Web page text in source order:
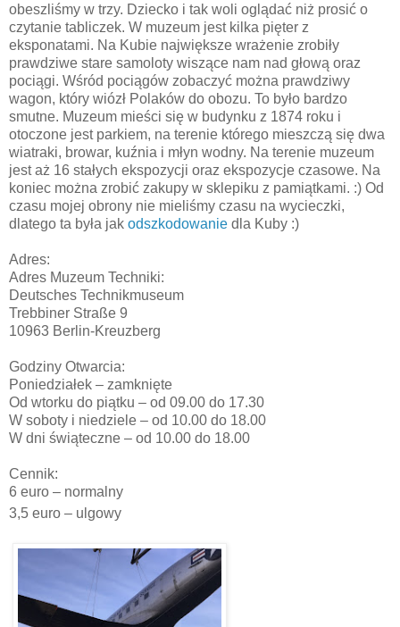
obeszliśmy w trzy. Dziecko i tak woli oglądać niż prosić o
czytanie tabliczek. W muzeum jest kilka pięter z
eksponatami. Na Kubie największe wrażenie zrobiły
prawdziwe stare samoloty wiszące nam nad głową oraz
pociągi. Wśród pociągów zobaczyć można prawdziwy
wagon, który wiózł Polaków do obozu. To było bardzo
smutne. Muzeum mieści się w budynku z 1874 roku i
otoczone jest parkiem, na terenie którego mieszczą się dwa
wiatraki, browar, kuźnia i młyn wodny. Na terenie muzeum
jest aż 16 stałych ekspozycji oraz ekspozycje czasowe. Na
koniec można zrobić zakupy w sklepiku z pamiątkami. :) Od
czasu mojej obrony nie mieliśmy czasu na wycieczki,
dlatego ta była jak odszkodowanie dla Kuby :)
Adres:
Adres Muzeum Techniki:
Deutsches Technikmuseum
Trebbiner Straße 9
10963 Berlin-Kreuzberg
Godziny Otwarcia:
Poniedziałek – zamknięte
Od wtorku do piątku – od 09.00 do 17.30
W soboty i niedziele – od 10.00 do 18.00
W dni świąteczne – od 10.00 do 18.00
Cennik:
6 euro – normalny
3,5 euro – ulgowy